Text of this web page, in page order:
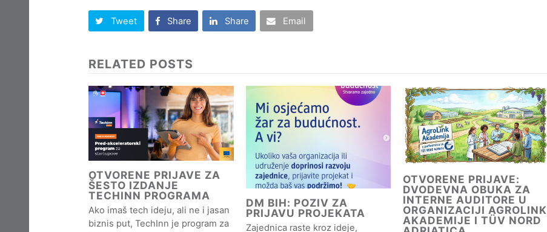
Tweet Share Share Email
RELATED POSTS
OTVORENE PRIJAVE ZA
ŠESTO IZDANJE
TECHINN PROGRAMA
Ako imaš tech ideju, ali ne i jasan
biznis put, TechInn je program za
DM BIH: POZIV ZA
PRIJAVU PROJEKATA
Zajednica raste kroz ideje,
OTVORENE PRIJAVE:
DVODEVNA OBUKA ZA
INTERNE AUDITORE U
ORGANIZACIJI AGROLINK
AKADEMIJE I TÜV NORD